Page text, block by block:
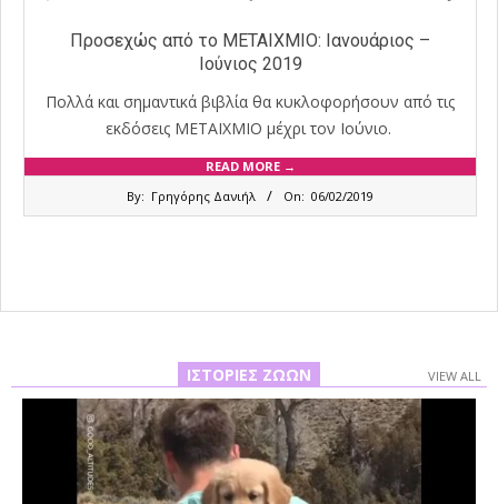
Προσεχώς από το ΜΕΤΑΙΧΜΙΟ: Ιανουάριος –
Ιούνιος 2019
Πολλά και σημαντικά βιβλία θα κυκλοφορήσουν από τις
εκδόσεις ΜΕΤΑΙΧΜΙΟ μέχρι τον Ιούνιο.
READ MORE →
By: Γρηγόρης Δανιήλ On: 06/02/2019
ΙΣΤΟΡΊΕΣ ΖΏΩΝ VIEW ALL